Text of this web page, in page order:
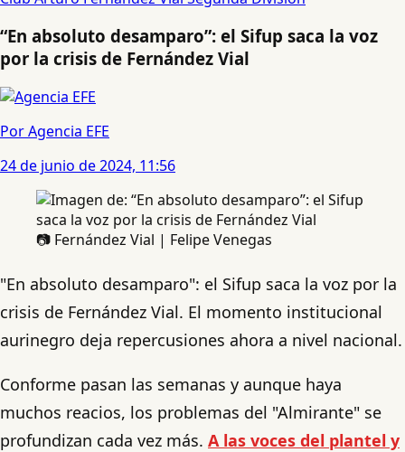
“En absoluto desamparo”: el Sifup saca la voz
por la crisis de Fernández Vial
Por Agencia EFE
24 de junio de 2024, 11:56
📷 Fernández Vial | Felipe Venegas
"En absoluto desamparo": el Sifup saca la voz por la
crisis de Fernández Vial. El momento institucional
aurinegro deja repercusiones ahora a nivel nacional.
Conforme pasan las semanas y aunque haya
muchos reacios, los problemas del "Almirante" se
profundizan cada vez más. A las voces del plantel y